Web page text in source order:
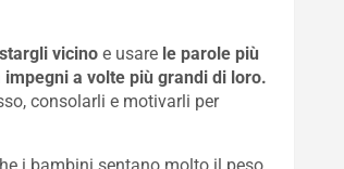
stargli vicino e usare le parole più
impegni a volte più grandi di loro.
consolarli e motivarli per